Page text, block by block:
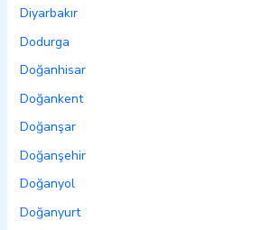
Diyarbakır
Dodurga
Doğanhisar
Doğankent
Doğanşar
Doğanşehir
Doğanyol
Doğanyurt